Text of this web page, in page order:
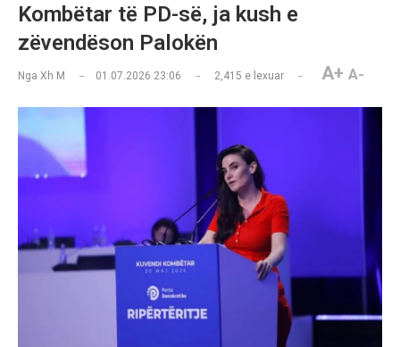
Kombëtar të PD-së, ja kush e
zëvendëson Palokën
Nga Xh M 01.07.2026 23:06 2,415 e lexuar A+ A-